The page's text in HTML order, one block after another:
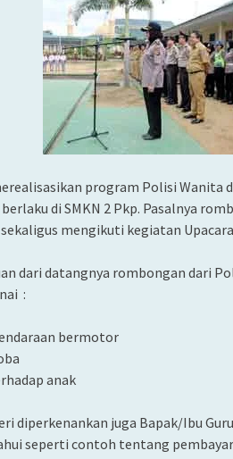
program Polisi Wanita
di SMKN 2 Pkp. Pasalnya
mengikuti kegiatan
dari datangnya rombongan dari
:
bermotor
anak
diperkenankan juga Bapak/Ibu
seperti contoh tentang